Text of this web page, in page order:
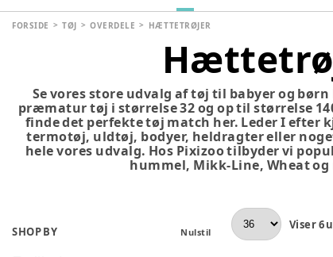
FORSIDE TØJ OVERDELE HÆTTETRØJER
Se vores store udvalg af tøj til babyer og
præmatur tøj i størrelse 32 og op til størrelse
finde det perfekte tøj match her. Leder I efter
termotøj, uldtøj, bodyer, heldragter eller
hele vores udvalg. Hos Pixizoo tilbyder vi
hummel, Mikk-Line, Wheat og
SHOP BY Nulstil
Viser6